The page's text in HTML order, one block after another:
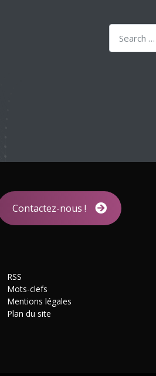
Contactez-nous !
RSS
Mots-clefs
Mentions légales
Plan du site